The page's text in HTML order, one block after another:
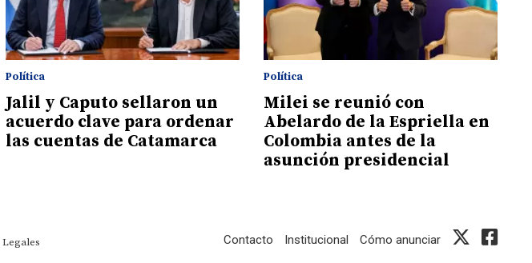
Política
Jalil y Caputo sellaron un
acuerdo clave para ordenar
las cuentas de Catamarca
Política
Milei se reunió con
Abelardo de la Espriella en
Colombia antes de la
asunción presidencial
Legales Contacto Institucional Cómo anunciar